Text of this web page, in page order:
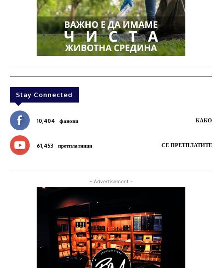
Stay Connected
10,404 фанови КАКО
61,453 претплатници СЕ ПРЕТПЛАТИТЕ
- Advertisement -